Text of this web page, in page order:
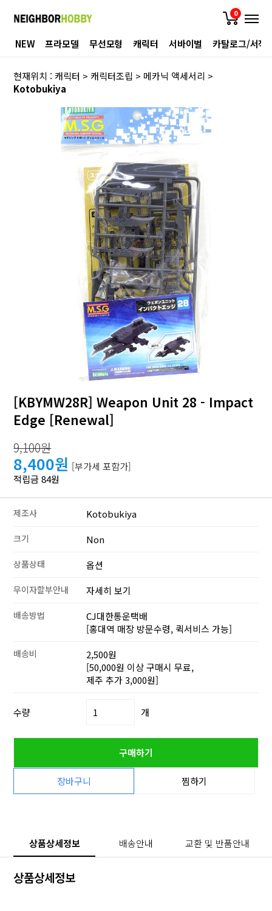
0
NEW 프라모델 무선모형 캐릭터 서바이벌 카탈로그/서적
현재위치 :캐릭터 >캐릭터조립 > 메카닉 액세서리 >
Kotobukiya
[KBYMW28R] Weapon Unit 28 - Impact
Edge [Renewal]
9,100원
8,400원 [부가세 포함가]
적립금 84원
제조사 Kotobukiya
크기 Non
상품상태 옵션
무이자할부안내 자세히 보기
배송방법
CJ대한통운택배
[홍대역 매장 방문수령, 퀵서비스 가능]
배송비
2,500원
[50,000원 이상 구매시 무료,
제주 추가 3,000원]
수량 개
구매하기
장바구니 찜하기
상품상세정보 배송안내 교환 및 반품안내
상품상세정보